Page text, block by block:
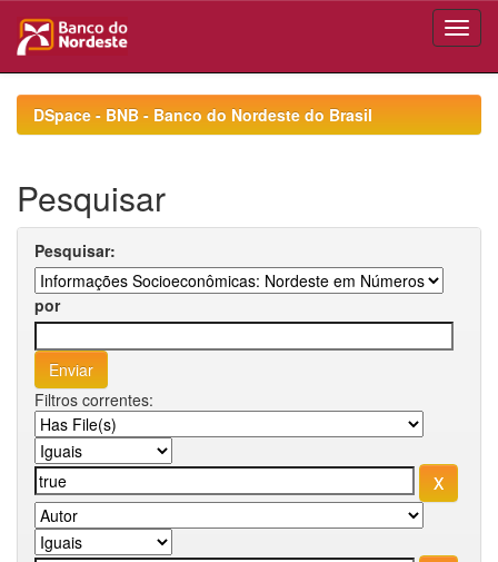
navigationDSpace - BNB - Banco do Nordeste do Brasil
Pesquisar
Pesquisar:
por
Filtros correntes: